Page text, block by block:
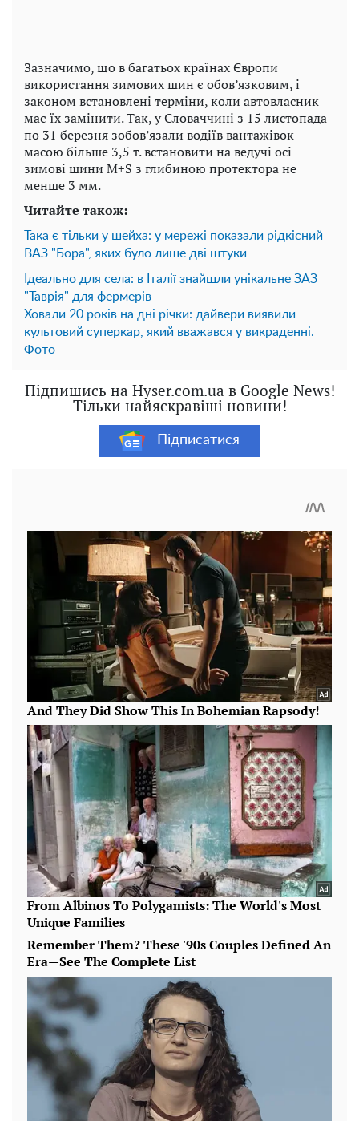
Зазначимо, що в багатьох країнах Європи
використання зимових шин є обов’язковим, і
законом встановлені терміни, коли автовласник
має їх замінити. Так, у Словаччині з 15 листопада
по 31 березня зобов’язали водіїв вантажівок
масою більше 3,5 т. встановити на ведучі осі
зимові шини M+S з глибиною протектора не
менше 3 мм.
Читайте також:
Така є тільки у шейха: у мережі показали рідкісний
ВАЗ "Бора", яких було лише дві штуки
Ідеально для села: в Італії знайшли унікальне ЗАЗ
"Таврія" для фермерів
Ховали 20 років на дні річки: дайвери виявили
культовий суперкар, який вважався у викраденні.
Фото
Підпишись на Hyser.com.ua в Google News!
Тільки найяскравіші новини!
Підписатися